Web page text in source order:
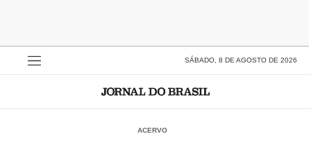
SÁBADO, 8 DE AGOSTO DE 2026
ACERVO